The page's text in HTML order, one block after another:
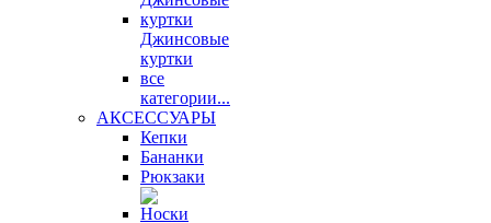
Джинсовые
куртки
все
категории...
АКСЕССУАРЫ
Кепки
Бананки
Рюкзаки